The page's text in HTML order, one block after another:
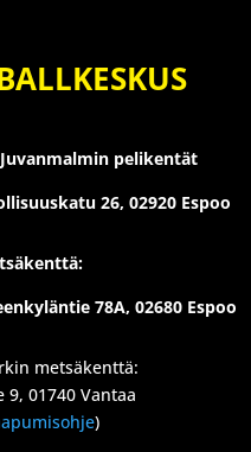
pelikentät
26, 02920 Espoo
78A, 02680 Espoo
metsäkenttä:
9, 01740 Vantaa
)